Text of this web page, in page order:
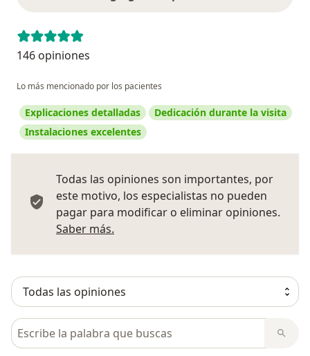
146 opiniones
Lo más mencionado por los pacientes
Explicaciones detalladas
Dedicación durante la visita
Instalaciones excelentes
Todas las opiniones son importantes, por
este motivo, los especialistas no pueden
pagar para modificar o eliminar opiniones.
Saber más.
Busca en opiniones